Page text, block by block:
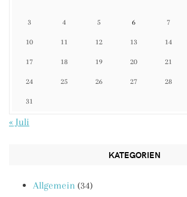
3 4 5 6 7
10 11 12 13 14
17 18 19 20 21
24 25 26 27 28
31
« Juli
KATEGORIEN
Allgemein (34)